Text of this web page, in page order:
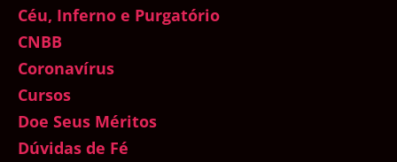
Céu, Inferno e Purgatório
CNBB
Coronavírus
Cursos
Doe Seus Méritos
Dúvidas de Fé